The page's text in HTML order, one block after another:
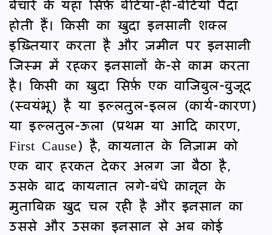
होती हैं। किसी का ख़ुदा इनसानी शक्ल
इख़्तियार करता है और ज़मीन पर इनसानी
जिस्म में रहकर इनसानों के-से काम करता
है। किसी का ख़ुदा सिर्फ़ एक वाजिबुल-वुजूद
(स्वयंभू) है या इल्लतुल-इलल (कार्य-कारण)
या इल्लतुल-ऊला (प्रथम या आदि कारण,
First Cause) है, कायनात के निज़ाम को
एक बार हरकत देकर अलग जा बैठा है,
उसके बाद कायनात लगे-बंधे क़ानून के
मुताबिक़ ख़ुद चल रही है और इनसान का
उससे और उसका इनसान से अब कोई